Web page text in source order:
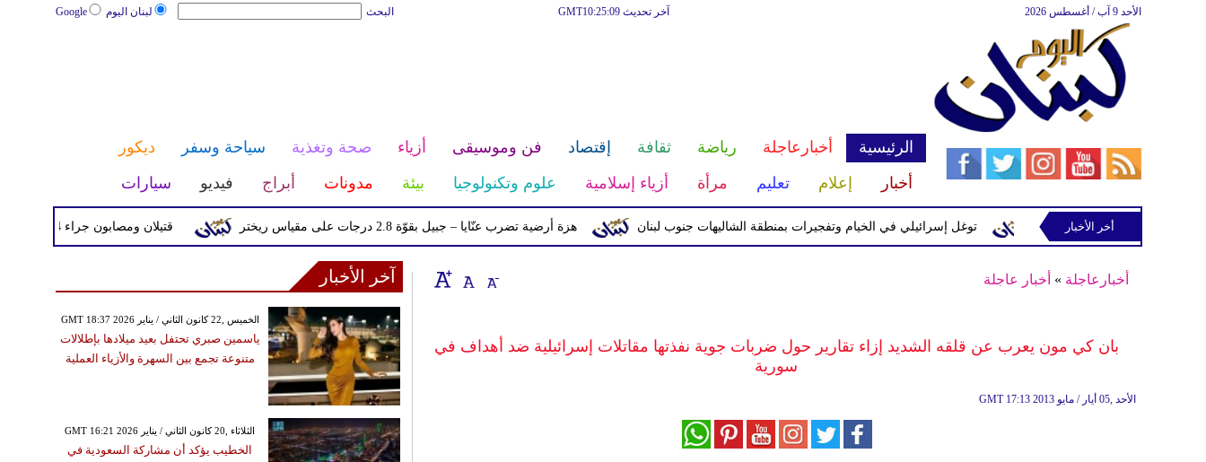
لبنان اليوم Google البحث آخر تحديث GMT10:25:09 الأحد 9 آب / أغسطس 2026
الرئيسية أخبارعاجلة رياضة ثقافة إقتصاد فن وموسيقى أزياء صحة وتغذية سياحة وسفر
ديكور
أخبار
إعلام تعليم مرأة أزياء إسلامية علوم وتكنولوجيا بيئة مدونات أبراج فيديو سيارات
قتيلان ومصابون جراء 14 غارة إسرائيلية على شرق وجنوب لبنان هزة أرضية تضرب عنّايا – جبيل بقوّة 2.8 درجات على مقياس ريختر توغل إسرائيلي في الخيام وتفجيرات بمنطقة الشاليهات جنوب لبنان في رب ثلاثين
أخر الأخبار
أخبارعاجلة » أخبار عاجلة
بان كي مون يعرب عن قلقه الشديد إزاء تقارير حول ضربات جوية نفذتها مقاتلات إسرائيلية ضد أهداف في
سورية
GMT 17:13 2013 الأحد ,05 أيار / مايو
آخر الأخبار
GMT 18:37 2026 الخميس ,22 كانون الثاني / يناير
ياسمين صبري تحتفل بعيد ميلادها بإطلالات
متنوعة تجمع بين السهرة والأزياء العملية
GMT 16:21 2026 الثلاثاء ,20 كانون الثاني / يناير
الخطيب يؤكد أن مشاركة السعودية في